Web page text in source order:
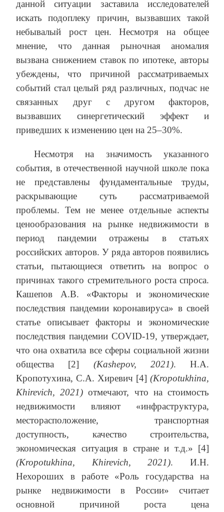
данной ситуации заставила исследователей
искать подоплеку причин, вызвавших такой
небывалый рост цен. Несмотря на общее
мнение, что данная рыночная аномалия
вызвана снижением ставок по ипотеке, авторы
убеждены, что причиной рассматриваемых
событий стал целый ряд различных, подчас не
связанных друг с другом факторов,
вызвавших синергетический эффект и
приведших к изменению цен на 25–30%.
Несмотря на значимость указанного
события, в отечественной научной школе пока
не представлены фундаментальные труды,
раскрывающие суть рассматриваемой
проблемы. Тем не менее отдельные аспекты
ценообразования на рынке недвижимости в
период пандемии отражены в статьях
российских авторов. У ряда авторов появились
статьи, пытающиеся ответить на вопрос о
причинах такого стремительного роста спроса.
Кашепов А.В. «Факторы и экономические
последствия пандемии коронавируса» в своей
статье описывает факторы и экономические
последствия пандемии COVID-19, утверждает,
что она охватила все сферы социальной жизни
общества [2] (Kashepov, 2021). Н.А.
Кропотухина, С.А. Хиревич [4] (Kropotukhina,
Khirevich, 2021) отмечают, что на стоимость
недвижимости влияют «инфраструктура,
месторасположение, транспортная
доступность, качество строительства,
экономическая ситуация в стране и т.д.» [4]
(Kropotukhina, Khirevich, 2021). И.Н.
Нехороших в работе «Роль государства на
рынке недвижимости в России» считает
основной причиной роста цена